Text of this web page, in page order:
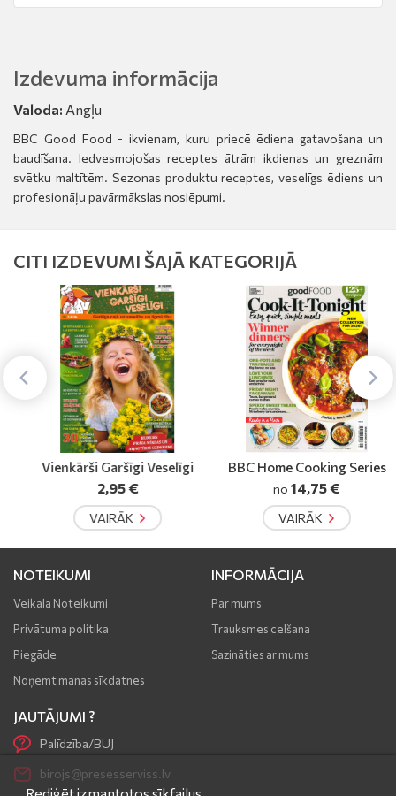
Izdevuma informācija
Valoda: Angļu
BBC Good Food - ikvienam, kuru priecē ēdiena gatavošana un
baudīšana. Iedvesmojošas receptes ātrām ikdienas un greznām
svētku maltītēm. Sezonas produktu receptes, veselīgs ēdiens un
profesionāļu pavārmākslas noslēpumi.
CITI IZDEVUMI ŠAJĀ KATEGORIJĀ
Vienkārši Garšīgi Veselīgi
2,95 €
VAIRĀK
BBC Home Cooking Series
no14,75 €
VAIRĀK
NOTEIKUMI
Veikala Noteikumi
Privātuma politika
Piegāde
Noņemt manas sīkdatnes
INFORMĀCIJA
Par mums
Trauksmes celšana
Sazināties ar mums
JAUTĀJUMI ?
Palīdzība/BUJ
birojs@presesserviss.lv